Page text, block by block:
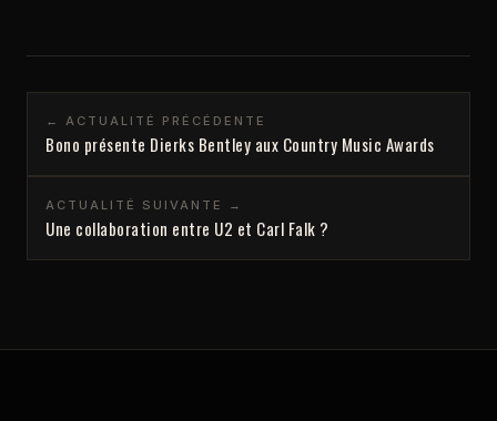
← ACTUALITÉ PRÉCÉDENTE
Bono présente Dierks Bentley aux Country Music Awards
ACTUALITÉ SUIVANTE →
Une collaboration entre U2 et Carl Falk ?